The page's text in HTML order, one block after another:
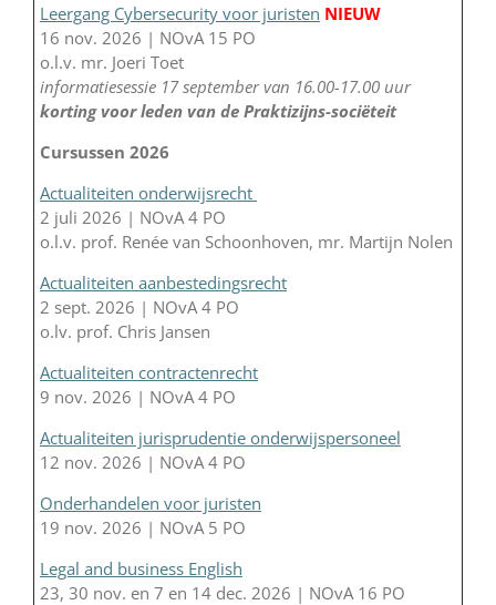
Leergang Cybersecurity voor juristen NIEUW
16 nov. 2026 | NOvA 15 PO
o.l.v. mr. Joeri Toet
informatiesessie 17 september van 16.00-17.00 uur
korting voor leden van de Praktizijns-sociëteit
Cursussen 2026
Actualiteiten onderwijsrecht
2 juli 2026 | NOvA 4 PO
o.l.v. prof. Renée van Schoonhoven, mr. Martijn Nolen
Actualiteiten aanbestedingsrecht
2 sept. 2026 | NOvA 4 PO
o.lv. prof. Chris Jansen
Actualiteiten contractenrecht
9 nov. 2026 | NOvA 4 PO
Actualiteiten jurisprudentie onderwijspersoneel
12 nov. 2026 | NOvA 4 PO
Onderhandelen voor juristen
19 nov. 2026 | NOvA 5 PO
Legal and business English
23, 30 nov. en 7 en 14 dec. 2026 | NOvA 16 PO